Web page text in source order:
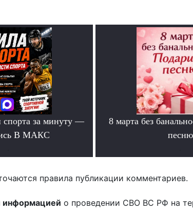
спорта за минуту —
В МАКС
8 марта без
песню
правила публикации комментариев.
информацией о проведении СВО ВС РФ на